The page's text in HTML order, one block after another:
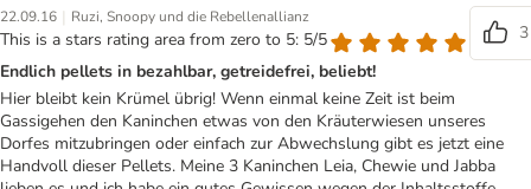
22.09.16 | Ruzi, Snoopy und die Rebellenallianz
This is a stars rating area from zero to 5: 5/5
3
Endlich pellets in bezahlbar, getreidefrei, beliebt!
Hier bleibt kein Krümel übrig! Wenn einmal keine Zeit ist beim
Gassigehen den Kaninchen etwas von den Kräuterwiesen unseres
Dorfes mitzubringen oder einfach zur Abwechslung gibt es jetzt eine
Handvoll dieser Pellets. Meine 3 Kaninchen Leia, Chewie und Jabba